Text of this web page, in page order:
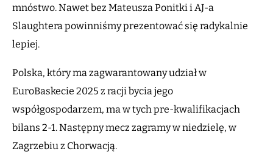
mnóstwo. Nawet bez Mateusza Ponitki i AJ-a
Slaughtera powinniśmy prezentować się radykalnie
lepiej.
Polska, który ma zagwarantowany udział w
EuroBaskecie 2025 z racji bycia jego
współgospodarzem, ma w tych pre-kwalifikacjach
bilans 2-1. Następny mecz zagramy w niedzielę, w
Zagrzebiu z Chorwacją.